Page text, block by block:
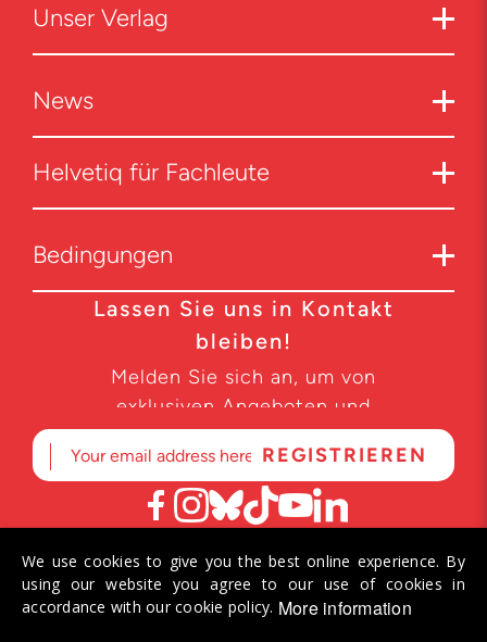
Unser Verlag
News
Helvetiq für Fachleute
Bedingungen
Lassen Sie uns in Kontakt
bleiben!
Melden Sie sich an, um von
exklusiven Angeboten und
Produktneuheiten zu erfahren.
© 2026 Helvetiq SA. Alle Rechte vorbehalten.
We use cookies to give you the best online experience. By
using our website you agree to our use of cookies in
accordance with our cookie policy. More information